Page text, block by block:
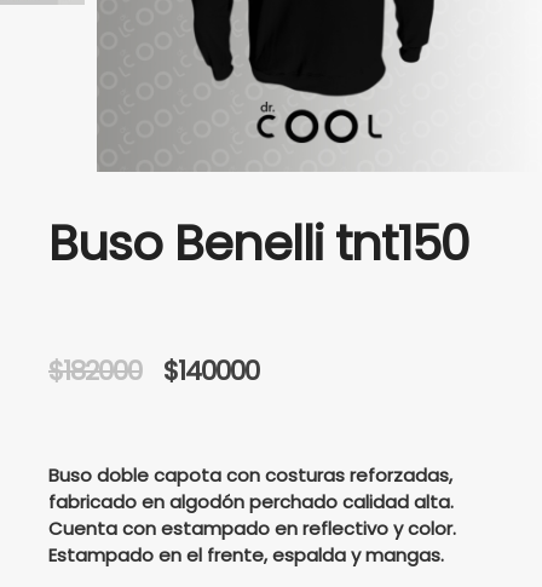
Buso Benelli tnt150
$182000
Original
was:
$182000.
$140000Current
is:
$140000.
Buso doble capota con costuras reforzadas,
fabricado en algodón perchado calidad alta.
Cuenta con estampado en reflectivo y color.
Estampado en el frente, espalda y mangas.